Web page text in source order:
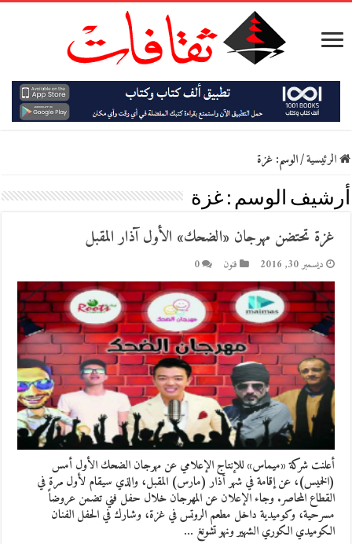
الرئيسية/الوسم:غزة
أرشيف الوسم : غزة
غزة تحتضن مهرجان «الضحك» الأول آذار المقبل
ديسمبر 30, 2016 فنون 0
أعلنت شركة «ميماس» للإنتاج الإعلامي عن مهرجان الضحك الأول أمس
(الخميس)، عن إقامة في شهر أذار (مارس) المقبل، والذي سيقام لأول مرة في
القطاع المحاصر. وجاء الإعلان عن المهرجان خلال حفل فني تضمن عروضاً
مسرحية، وكوميدية داخل مطعم الروتس في غزة، وشارك في الحفل الفنان
الكوميدي الكوري الشهير ونهو تشونغ …